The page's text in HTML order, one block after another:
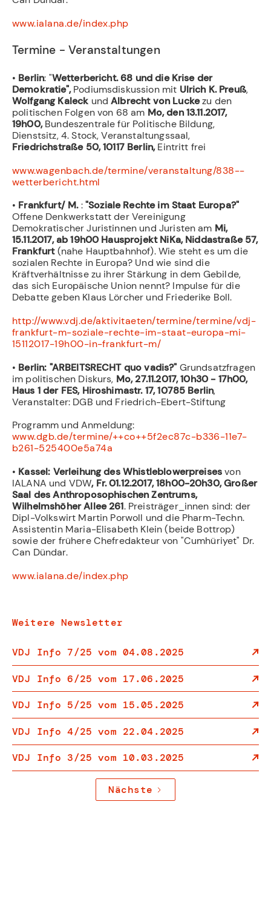
www.ialana.de/index.php
Termine - Veranstaltungen
• Berlin: "Wetterbericht. 68 und die Krise der
Demokratie",Podiumsdiskussion mit Ulrich K. Preuß,
Wolfgang Kaleck undAlbrecht von Luckezu den
politischen Folgen von 68 am Mo, den 13.11.2017,
19h00,Bundeszentrale für Politische Bildung,
Dienstsitz, 4. Stock, Veranstaltungssaal,
Friedrichstraße 50, 10117 Berlin,Eintritt frei
www.wagenbach.de/termine/veranstaltung/838--
wetterbericht.html
• Frankfurt/ M.:"Soziale Rechte im Staat Europa?"
Offene Denkwerkstatt der Vereinigung
Demokratischer Juristinnen und Juristen am Mi,
15.11.2017, ab 19h00 Hausprojekt NiKa, Niddastraße 57,
Frankfurt(nahe Hauptbahnhof). Wie steht es um die
sozialen Rechte in Europa? Und wie sind die
Kräftverhältnisse zu ihrer Stärkung in dem Gebilde,
das sich Europäische Union nennt? Impulse für die
Debatte geben Klaus Lörcher und Friederike Boll.
http://www.vdj.de/aktivitaeten/termine/termine/vdj-
frankfurt-m-soziale-rechte-im-staat-europa-mi-
15112017-19h00-in-frankfurt-m/
• Berlin: "ARBEITSRECHT quo vadis?" Grundsatzfragen
im politischen Diskurs, Mo, 27.11.2017, 10h30 - 17h00,
Haus 1 der FES, Hiroshimastr. 17, 10785 Berlin,
Veranstalter: DGB und Friedrich-Ebert-Stiftung
Programm und Anmeldung:
www.dgb.de/termine/++co++5f2ec87c-b336-11e7-
b261-525400e5a74a
• Kassel: Verleihung des Whistleblowerpreisesvon
IALANA und VDW, Fr. 01.12.2017, 18h00-20h30, Großer
Saal des Anthroposophischen Zentrums,
Wilhelmshöher Allee 261. Preisträger_innen sind: der
Dipl-Volkswirt Martin Porwoll und die Pharm-Techn.
Assistentin Maria-Elisabeth Klein (beide Bottrop)
sowie der frühere Chefredakteur von "Cumhüriyet" Dr.
Can Dündar.
www.ialana.de/index.php
Weitere Newsletter
VDJ Info 7/25 vom 04.08.2025
VDJ Info 6/25 vom 17.06.2025
VDJ Info 5/25 vom 15.05.2025
VDJ Info 4/25 vom 22.04.2025
VDJ Info 3/25 vom 10.03.2025
Nächste